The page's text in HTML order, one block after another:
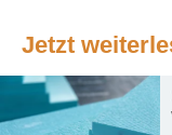
Jetzt